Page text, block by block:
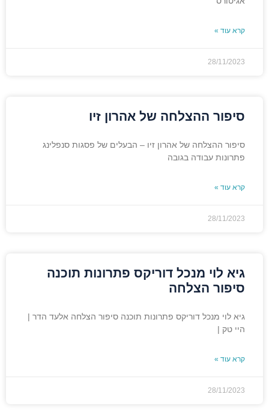
קרא עוד »
28/11/2023
סיפור ההצלחה של אהרון זיו
סיפור ההצלחה של אהרון זיו – הבעלים של פסגות סנפלינג
פתרונות עבודה בגובה
קרא עוד »
28/11/2023
גיא לוי מנכל דוריקס פתרונות תוכנה
סיפור הצלחה
גיא לוי מנכל דוריקס פתרונות תוכנה סיפור הצלחה אלעד הדר |
היי טק |
קרא עוד »
28/11/2023